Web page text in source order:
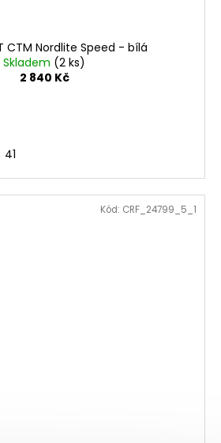
CTM Nordlite Speed - bílá
Skladem (2 ks)
2 840 Kč
41
Kód: CRF_24799_5_1